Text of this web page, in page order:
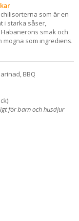
som är en
i starka såser,
smak och
som ingrediens.
BBQ
för barn och husdjur